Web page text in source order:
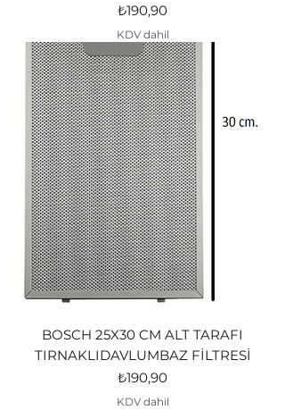
Fiyat
₺190,90
KDV dahil
BOSCH 25X30 CM ALT TARAFI
TIRNAKLIDAVLUMBAZ FİLTRESİ
Fiyat
₺190,90
KDV dahil